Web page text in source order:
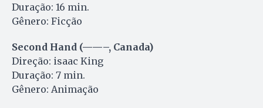
Duração: 16 min.
Gênero: Ficção
Second Hand (——–, Canada)
Direção: isaac King
Duração: 7 min.
Gênero: Animação